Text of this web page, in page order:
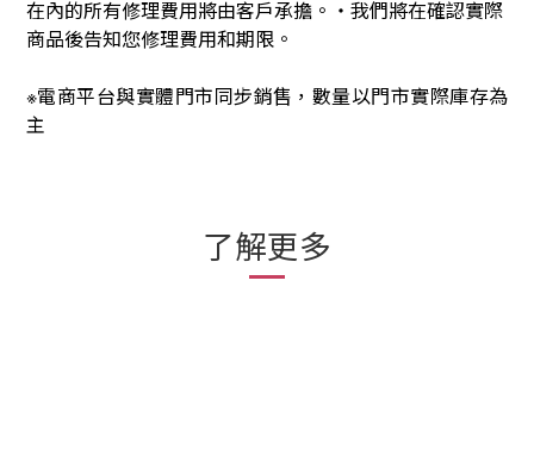
在內的所有修理費用將由客戶承擔。‧我們將在確認實際
商品後告知您修理費用和期限。
※電商平台與實體門市同步銷售，數量以門市實際庫存為
主
了解更多